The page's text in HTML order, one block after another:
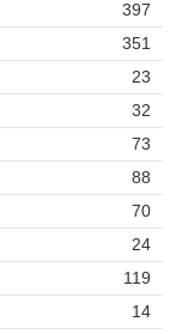
397
351
23
32
73
88
70
24
119
14